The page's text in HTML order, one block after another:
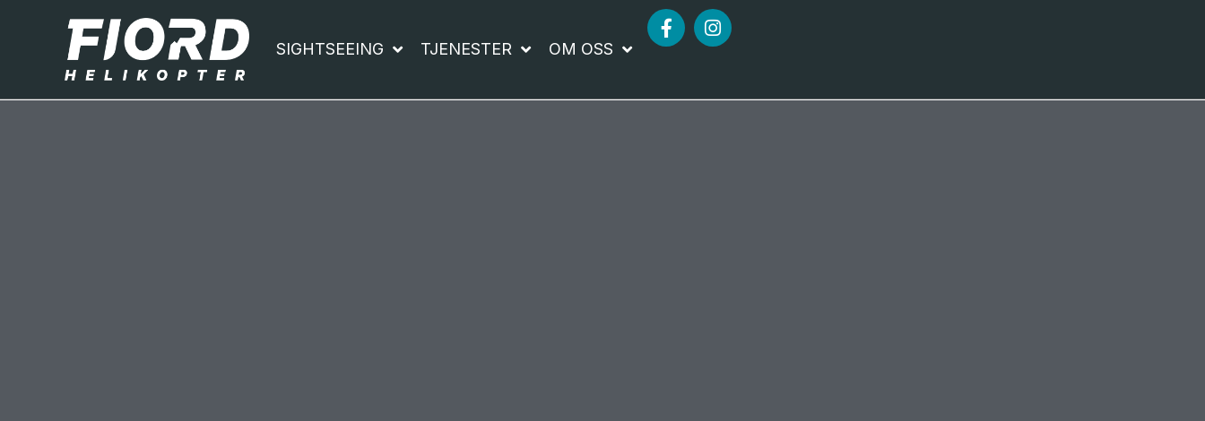
SIGHTSEEING TJENESTER OM OSS